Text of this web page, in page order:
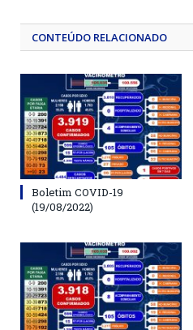
CONTEÚDO RELACIONADO
Boletim COVID-19
(19/08/2022)